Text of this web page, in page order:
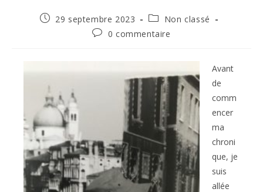
Publication
29 septembre 2023
Post
category:
Non classé
Commentaires
0 commentaire
Avant
de
comm
encer
ma
chroni
que, je
suis
allée